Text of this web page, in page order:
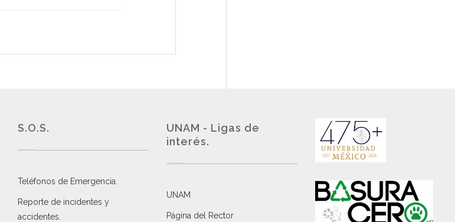
S.O.S.
Teléfonos de Emergencia.
Reporte de incidentes y
accidentes
UNAM - Ligas de
interés.
UNAM
Página del Rector